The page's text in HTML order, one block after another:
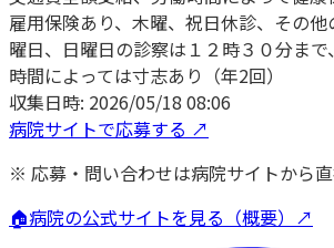
雇用保険あり、木曜、祝日休診、その
曜日、日曜日の診察は１２時３０分ま
時間によっては寸志あり（年2回）
収集日時: 2026/05/18 08:06
病院サイトで応募する ↗
※ 応募・問い合わせは病院サイトから
🏠病院の公式サイトを見る（概要）↗